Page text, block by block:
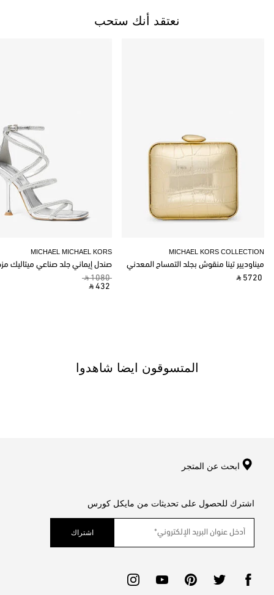
نعتقد أنك ستحب
MICHAEL MICHAEL KORS
صندل إيماني جلد صناعي ميتاليك
‎ ⃁ 1080 ‎
‎ ⃁ 432 ‎
MICHAEL KORS COLLECTION
ميناوديير تينا منقوش بجلد التمساح المعدني
‎ ⃁ 5720 ‎
المتسوقون ايضا شاهدوا
ابحث عن المتجر
اشترك للحصول على تحديثات من مايكل كورس
اشتراك